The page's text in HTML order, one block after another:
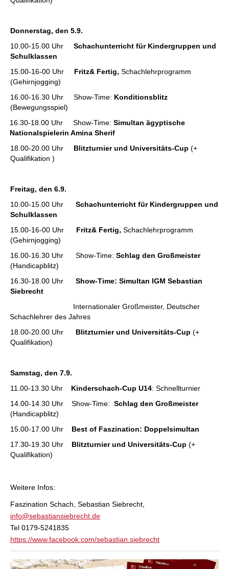
Donnerstag, den 5.9.
10.00-15.00 Uhr Schachunterricht für Kindergruppen und
Schulklassen
15.00-16-00 UhrFritz& Fertig, Schachlehrprogramm
(Gehirnjogging)
16.00-16.30 Uhr Show-Time: Konditionsblitz
(Bewegungsspiel)
16.30-18.00 Uhr Show-Time: Simultan ägyptische
Nationalspielerin Amina Sherif
18.00-20.00 Uhr Blitzturnier und Universitäts-Cup (+
Qualifikation )
Freitag, den 6.9.
10.00-15.00 Uhr Schachunterricht für Kindergruppen und
Schulklassen
15.00-16-00 UhrFritz& Fertig, Schachlehrprogramm
(Gehirnjogging)
16.00-16.30 Uhr Show-Time: Schlag den Großmeister
(Handicapblitz)
16.30-18.00 UhrShow-Time: Simultan IGM Sebastian
Siebrecht
Internationaler Großmeister, Deutscher
Schachlehrer des Jahres
18.00-20.00 Uhr Blitzturnier und Universitäts-Cup (+
Qualifikation)
Samstag, den 7.9.
11.00-13.30 Uhr Kinderschach-Cup U14: Schnellturnier
14.00-14.30 Uhr Show-Time: Schlag den Großmeister
(Handicapblitz)
15.00-17.00 UhrBest of Faszination: Doppelsimultan
17.30-19.30 Uhr Blitzturnier und Universitäts-Cup (+
Qualifikation)
Weitere Infos:
Faszination Schach, Sebastian Siebrecht,
info@sebastiansiebrecht.de
Tel 0179-5241835
https://www.facebook.com/sebastian.siebrecht